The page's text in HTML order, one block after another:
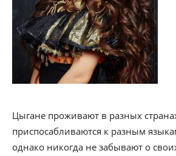
Цыгане проживают в разных
приспосабливаются к разным
однако никогда не забывают о